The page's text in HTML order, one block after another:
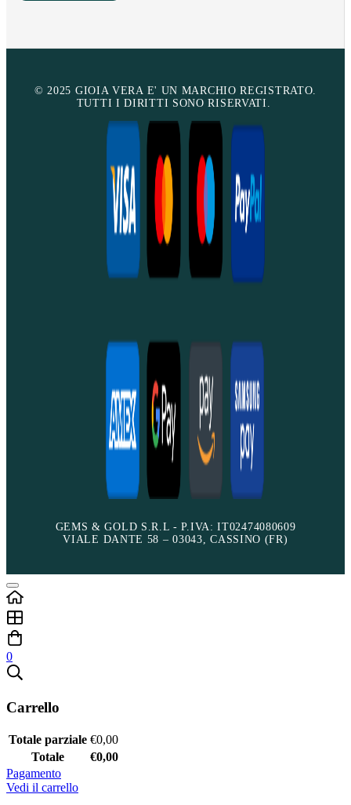
© 2025 GIOIA VERA E' UN MARCHIO REGISTRATO.
TUTTI I DIRITTI SONO RISERVATI.
GEMS & GOLD S.R.L - P.IVA: IT02474080609
VIALE DANTE 58 – 03043, CASSINO (FR)
0
Carrello
Totale parziale €0,00
Totale
€0,00
Pagamento
Vedi il carrello